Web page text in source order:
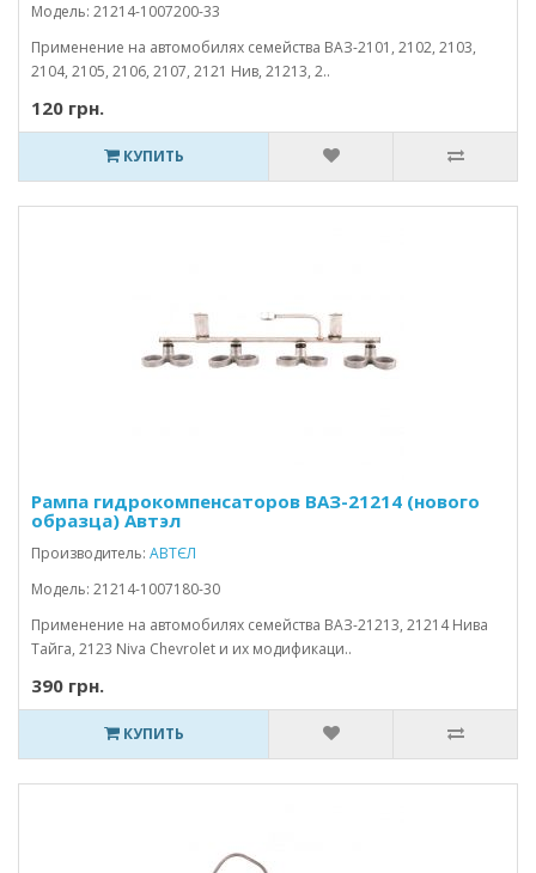
Модель: 21214-1007200-33
Применение на автомобилях семейства ВАЗ-2101, 2102, 2103,
2104, 2105, 2106, 2107, 2121 Нив, 21213, 2..
120 грн.
КУПИТЬ
Рампа гидрокомпенсаторов ВАЗ-21214 (нового
образца) Автэл
Производитель: АВТЄЛ
Модель: 21214-1007180-30
Применение на автомобилях семейства ВАЗ-21213, 21214 Нива
Тайга, 2123 Niva Chevrolet и их модификаци..
390 грн.
КУПИТЬ